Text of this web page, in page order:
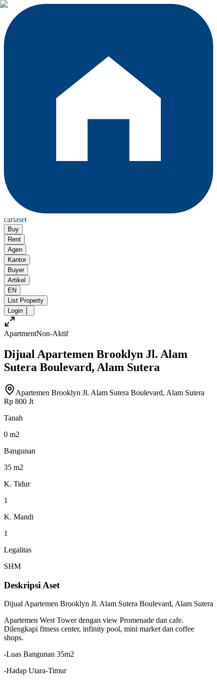
cariaset
Buy
Rent
Agen
Kantor
Buyer
Artikel
EN
List Property
Login
ApartmentNon-Aktif
Dijual Apartemen Brooklyn Jl. Alam
Sutera Boulevard, Alam Sutera
Apartemen Brooklyn Jl. Alam Sutera Boulevard, Alam Sutera
Rp 800 Jt
Tanah
0 m2
Bangunan
35 m2
K. Tidur
1
K. Mandi
1
Legalitas
SHM
Deskripsi Aset
Dijual Apartemen Brooklyn Jl. Alam Sutera Boulevard, Alam Sutera
Apartemen West Tower dengan view Promenade dan cafe.
Dilengkapi fitness center, infinity pool, mini market dan coffee
shops.
-Luas Bangunan 35m2
-Hadap Utara-Timur